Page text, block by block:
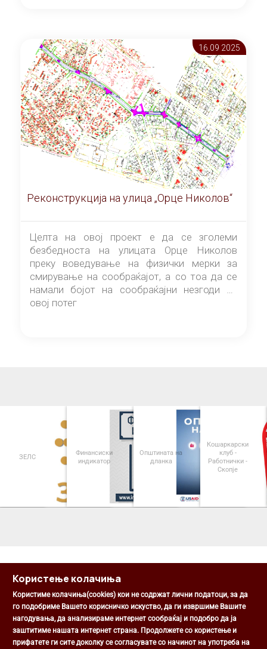
16.09 2025
Реконструкција на улица „Орце Николов“
Целта на овој проект е да се зголеми
безбедноста на улицата Орце Николов
преку воведување на физички мерки за
смирување на сообраќајот, а со тоа да се
намали бојот на сообраќајни незгоди на
овој потег
ЗЕЛС
Финансиски
индикатор
Општината на
дланка
Кошаркарски
клуб -
Работнички -
Скопје
Општина Центар
Михаил Цоков бр. 1, Скопје
Користење колачиња
Користиме колачиња(cookies) кои не содржат лични податоци, за да
го подобриме Вашето корисничко искуство, да ги извршиме Вашите
нагодувања, да анализираме интернет сообраќај и подобро да ја
заштитиме нашата интернет страна. Продолжете со користење и
прифатете ги сите доколку се согласувате со начинот на употреба на